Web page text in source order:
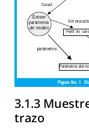
3.1.3
trazo